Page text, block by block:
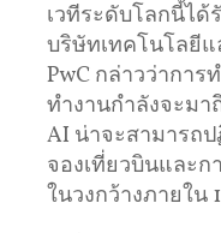
เวทีระดับโลกนี้ไ
บริษัทเทคโนโลยี
PwC กล่าวว่ากา
ทำงานกำลังจะมา
AI น่าจะสามารถ
จองเที่ยวบินและ
ในวงกว้างภายใน